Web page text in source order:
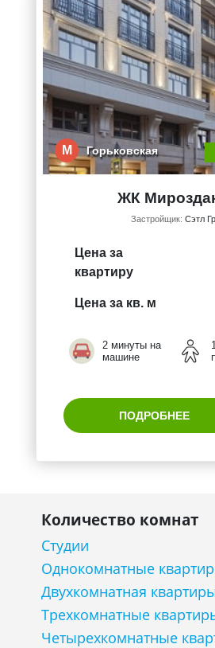
М Горьковская
ЖК
Застройщик: Сэтл
Цена за
квартиру
Цена за кв. м
2 минуты на
машине
ПОДРОБНЕЕ
Количество комнат
Студии
Однокомнатные
Двухкомнатная
Трехкомнатные
Четырехкомнатные